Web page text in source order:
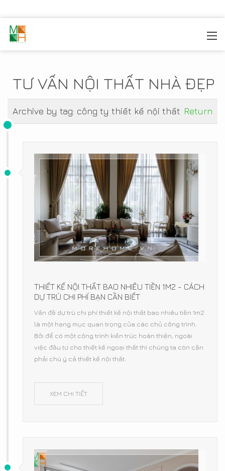
TƯ VẤN NỘI THẤT NHÀ ĐẸP
Archive by tag: công ty thiết kế nội thất Return
THIẾT KẾ NỘI THẤT BAO NHIÊU TIỀN 1M2 - CÁCH
DỰ TRÙ CHI PHÍ BẠN CẦN BIẾT
Vấn đề dự trù chi phí thiết kế nội thất bao nhiêu tiền 1m2
là một hạng mục quan trọng của các chủ công trình.
Bởi để có một công trình kiến trúc hoàn thiện, ngoài
việc đầu tư cho thiết kế ngoại thất thì chúng ta còn cần
phải chú ý cả thiết kế nội thất.
XEM CHI TIẾT